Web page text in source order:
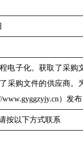
电子化。获取了采
采购文件的供应商。
）发
按以下方式联系